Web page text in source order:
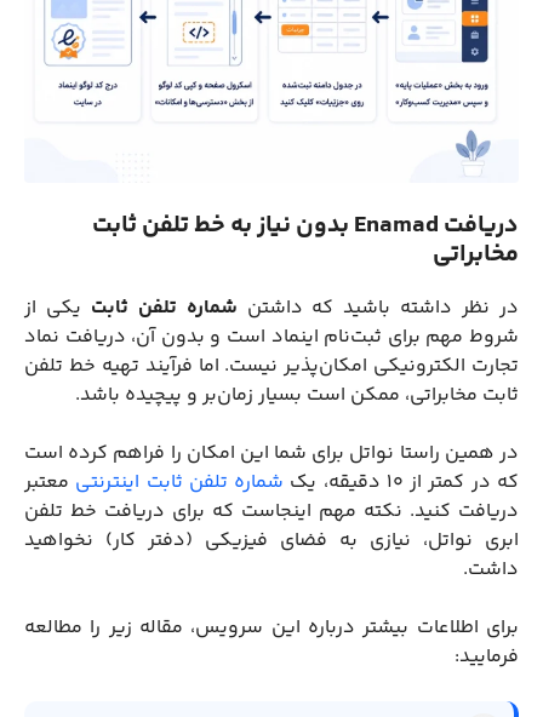
دریافت Enamad بدون نیاز به خط تلفن ثابت
مخابراتی
در نظر داشته باشید که داشتن شماره تلفن ثابت یکی از
شروط مهم برای ثبت‌نام اینماد است و بدون آن، دریافت نماد
تجارت الکترونیکی امکان‌پذیر نیست. اما فرآیند تهیه خط تلفن
ثابت مخابراتی، ممکن است بسیار زمان‌بر و پیچیده باشد.
در همین راستا نواتل برای شما این امکان را فراهم کرده است
که در کمتر از ۱۰ دقیقه، یک
شماره تلفن ثابت اینترنتی معتبر
دریافت کنید. نکته مهم اینجاست که برای دریافت خط تلفن
ابری نواتل، نیازی به فضای فیزیکی (دفتر کار) نخواهید
داشت.
برای اطلاعات بیشتر درباره این سرویس، مقاله زیر را مطالعه
فرمایید: